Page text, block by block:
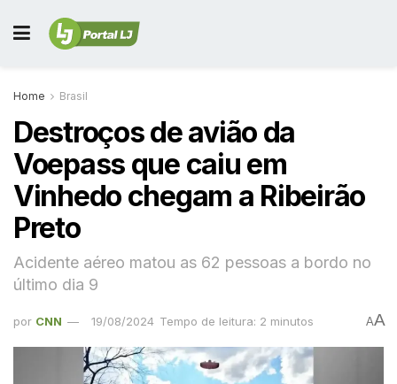
Home Brasil
Destroços de avião da
Voepass que caiu em
Vinhedo chegam a Ribeirão
Preto
Acidente aéreo matou as 62 pessoas a bordo no
último dia 9
por CNN 19/08/2024 Tempo de leitura: 2 minutos AA